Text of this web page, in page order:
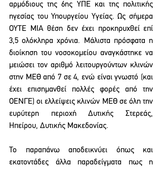
αρμόδιους της 6ης ΥΠΕ και της πολιτικής
ηγεσίας του Υπουργείου Υγείας. Ως σήμερα
ΟΥΤΕ ΜΙΑ θέση δεν έχει προκηρυχθεί επί
3,5 ολόκληρα χρόνια. Μάλιστα πρόσφατα η
διοίκηση του νοσοκομείου αναγκάστηκε να
μειώσει τον αριθμό λειτουργούντων κλινών
στην ΜΕΘ από 7 σε 4, ενώ είναι γνωστό (και
έχει επισημανθεί πολλές φορές από την
ΟΕΝΓΕ) οι ελλείψεις κλινών ΜΕΘ σε όλη την
ευρύτερη περιοχή Δυτικής Στερεάς,
Ηπείρου, Δυτικής Μακεδονίας.
Το παραπάνω αποδεικνύει όπως και
εκατοντάδες άλλα παραδείγματα πως η